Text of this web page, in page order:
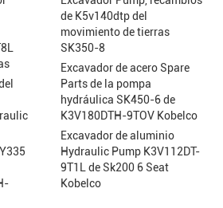
de K5v140dtp del
movimiento de tierras
SK350-8
Excavador de acero Spare
Parts de la pompa
hydráulica SK450-6 de
K3V180DTH-9TOV Kobelco
Excavador de aluminio
Hydraulic Pump K3V112DT-
9T1L de Sk200 6 Seat
Kobelco